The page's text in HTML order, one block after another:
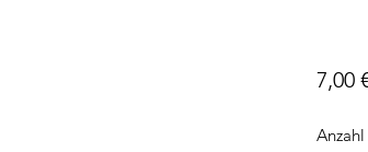
7,00
Anzahl